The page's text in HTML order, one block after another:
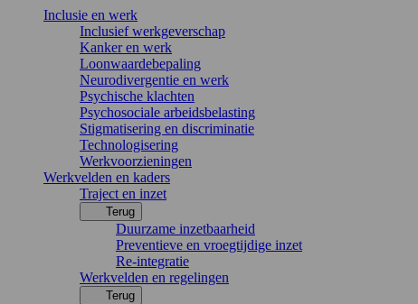
Inclusie en werk
Inclusief werkgeverschap
Kanker en werk
Loonwaardebepaling
Neurodivergentie en werk
Psychische klachten
Psychosociale arbeidsbelasting
Stigmatisering en discriminatie
Technologisering
Werkvoorzieningen
Werkvelden en kaders
Traject en inzet
Terug
Duurzame inzetbaarheid
Preventieve en vroegtijdige inzet
Re-integratie
Werkvelden en regelingen
Terug